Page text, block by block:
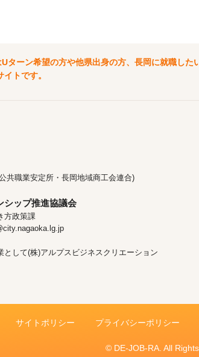
ターン希望の方や他県出身の方、長岡に就職し
トです。
共職業安定所・長岡地域商工会連合)
シップ推進協議会
方政策課
として(株)アルプスビジネスクリエーション
サイトポリシー プライバシーポリシー
© DE-JOB-RA. All